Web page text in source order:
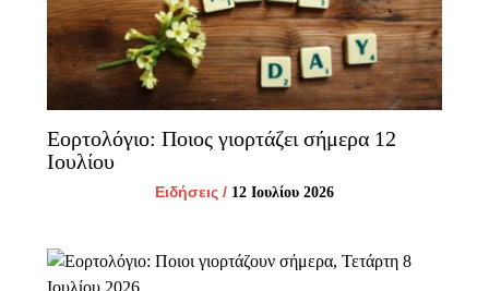
Εορτολόγιο: Ποιος γιορτάζει σήμερα 12
Ιουλίου
Ειδήσεις / 12 Ιουλίου 2026